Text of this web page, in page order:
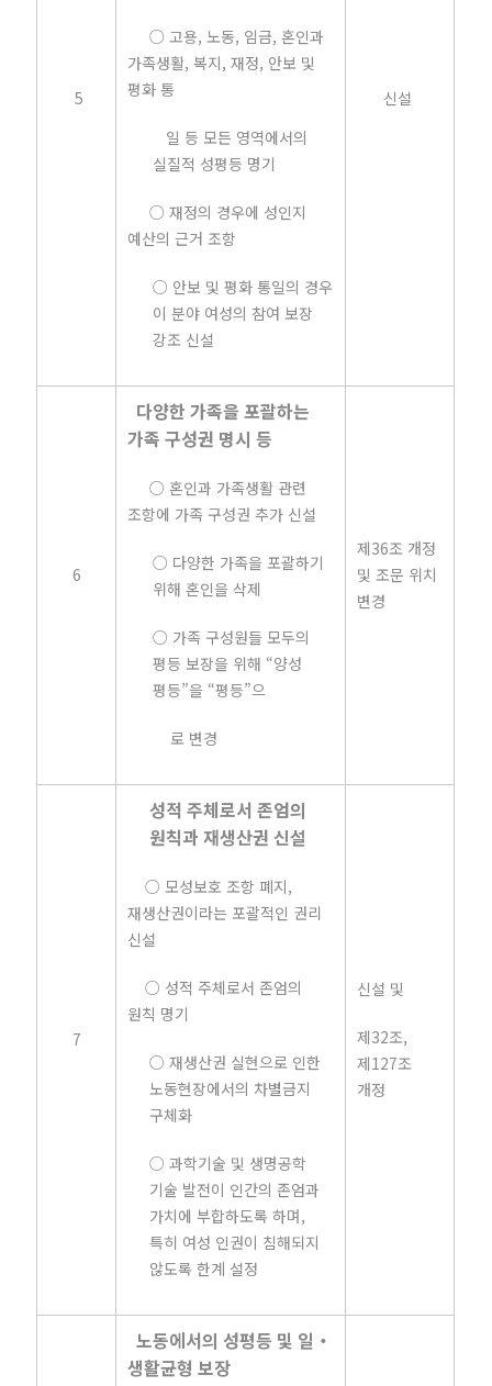
5
○ 고용, 노동, 임금, 혼인과
가족생활, 복지, 재정, 안보 및
평화 통
일 등 모든 영역에서의
실질적 성평등 명기
○ 재정의 경우에 성인지
예산의 근거 조항
○ 안보 및 평화 통일의 경우
이 분야 여성의 참여 보장
강조 신설
신설
6
다양한 가족을 포괄하는
가족 구성권 명시 등
○ 혼인과 가족생활 관련
조항에 가족 구성권 추가 신설
○ 다양한 가족을 포괄하기
위해 혼인을 삭제
○ 가족 구성원들 모두의
평등 보장을 위해 “양성
평등”을 “평등”으
로 변경
제36조 개정
및 조문 위치
변경
7
성적 주체로서 존엄의
원칙과 재생산권 신설
○ 모성보호 조항 폐지,
재생산권이라는 포괄적인 권리
신설
○ 성적 주체로서 존엄의
원칙 명기
○ 재생산권 실현으로 인한
노동현장에서의 차별금지
구체화
○ 과학기술 및 생명공학
기술 발전이 인간의 존엄과
가치에 부합하도록 하며,
특히 여성 인권이 침해되지
않도록 한계 설정
신설 및
제32조,
제127조
개정
노동에서의 성평등 및 일‧
생활균형 보장